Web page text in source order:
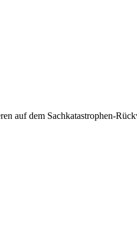
auf dem Sachkatastrophen-